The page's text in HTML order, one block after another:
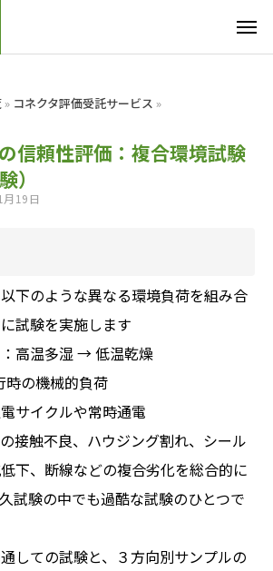
» コネクタ評価受託サービス »
信頼性評価：複合環境試験
）
19日
下のような異なる環境負荷を組み合
試験を実施します
：高温多湿 → 低温乾燥
時の機械的負荷
サイクルや常時通電
接触不良、ハウジング割れ、シール
下、断線などの複合劣化を総合的に
試験の中でも過酷な試験のひとつで
しての試験と、３方向別サンプルの